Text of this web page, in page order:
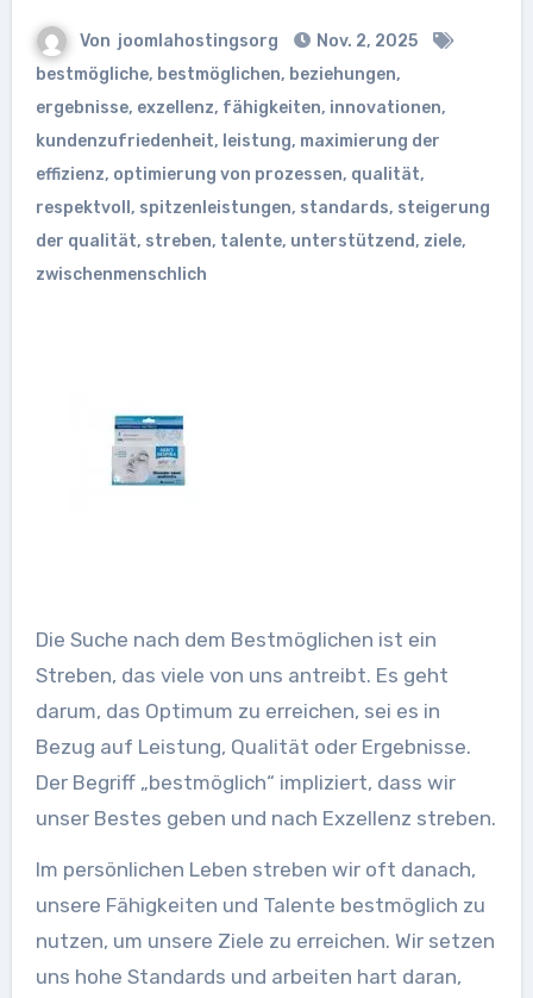
Von joomlahostingsorg
Nov. 2, 2025
bestmögliche, bestmöglichen, beziehungen,
ergebnisse, exzellenz, fähigkeiten, innovationen,
kundenzufriedenheit, leistung, maximierung der
effizienz, optimierung von prozessen, qualität,
respektvoll , spitzenleistungen, standards, steigerung
der qualität, streben, talente, unterstützend, ziele,
zwischenmenschlich
Die Suche nach dem Bestmöglichen ist ein
Streben, das viele von uns antreibt. Es geht
darum, das Optimum zu erreichen, sei es in
Bezug auf Leistung, Qualität oder Ergebnisse.
Der Begriff „bestmöglich“ impliziert, dass wir
unser Bestes geben und nach Exzellenz streben.
Im persönlichen Leben streben wir oft danach,
unsere Fähigkeiten und Talente bestmöglich zu
nutzen, um unsere Ziele zu erreichen. Wir setzen
uns hohe Standards und arbeiten hart daran,